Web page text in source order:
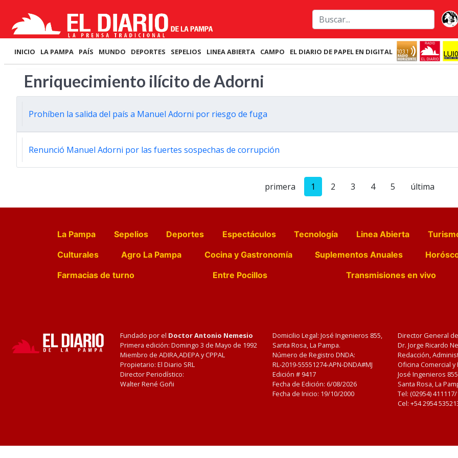
INICIO LA PAMPA PAÍS MUNDO DEPORTES SEPELIOS LINEA ABIERTA CAMPO EL DIARIO DE PAPEL EN DIGITAL
Enriquecimiento ilícito de Adorni
Prohíben la salida del país a Manuel Adorni por riesgo de fuga
Renunció Manuel Adorni por las fuertes sospechas de corrupción
primera 1 2 3 4 5 última
La Pampa Sepelios Deportes Espectáculos Tecnología Linea Abierta
Culturales
Agro La Pampa Cocina y Gastronomía Suplementos Anuales
Farmacias de turno
Entre Pocillos Transmisiones en vivo
Fundado por el Doctor Antonio Nemesio
Primera edición: Domingo 3 de Mayo de 1992
Miembro de ADIRA,ADEPA y CPPAL
Propietario: El Diario SRL
Director Periodístico:
Walter René Goñi
Domicilio Legal: José Ingenieros 855,
Santa Rosa, La Pampa.
Número de Registro DNDA:
RL-2019-55551274-APN-DNDA#MJ
Edición # 9417
Fecha de Edición: 6/08/2026
Fecha de Inicio: 19/10/2000
Director General
Dr. Jorge Ricardo
Redacción,
Oficina Comercial
José Ingenieros
Santa Rosa, La
Tel: (02954)
Cel: +54 2954